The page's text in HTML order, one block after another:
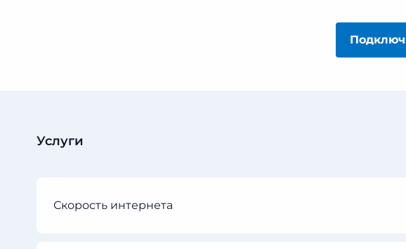
Услуги
Скорость интернета